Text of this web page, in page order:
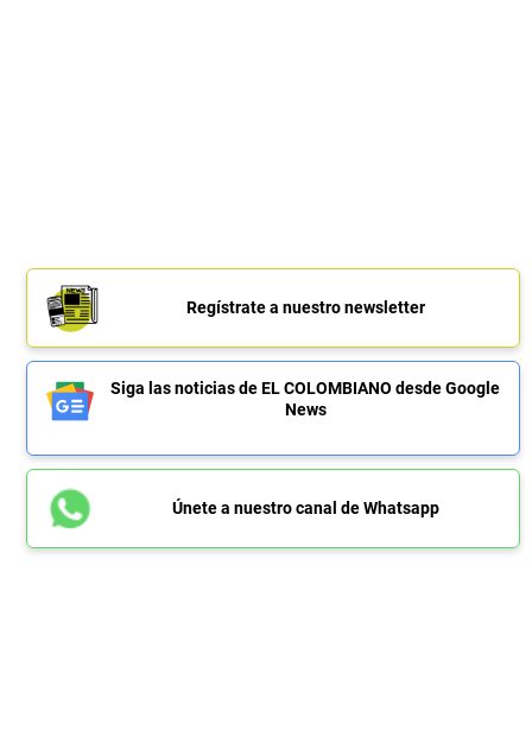
Regístrate a nuestro newsletter
Siga las noticias de EL COLOMBIANO desde Google
News
Únete a nuestro canal de Whatsapp